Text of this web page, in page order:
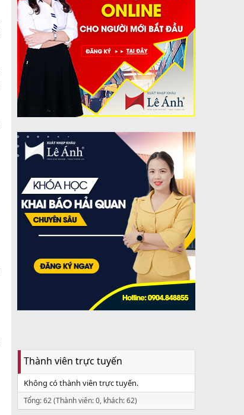
Thành viên trực tuyến
Không có thành viên trực tuyến.
Tổng: 62 (Thành viên: 0, khách: 62)